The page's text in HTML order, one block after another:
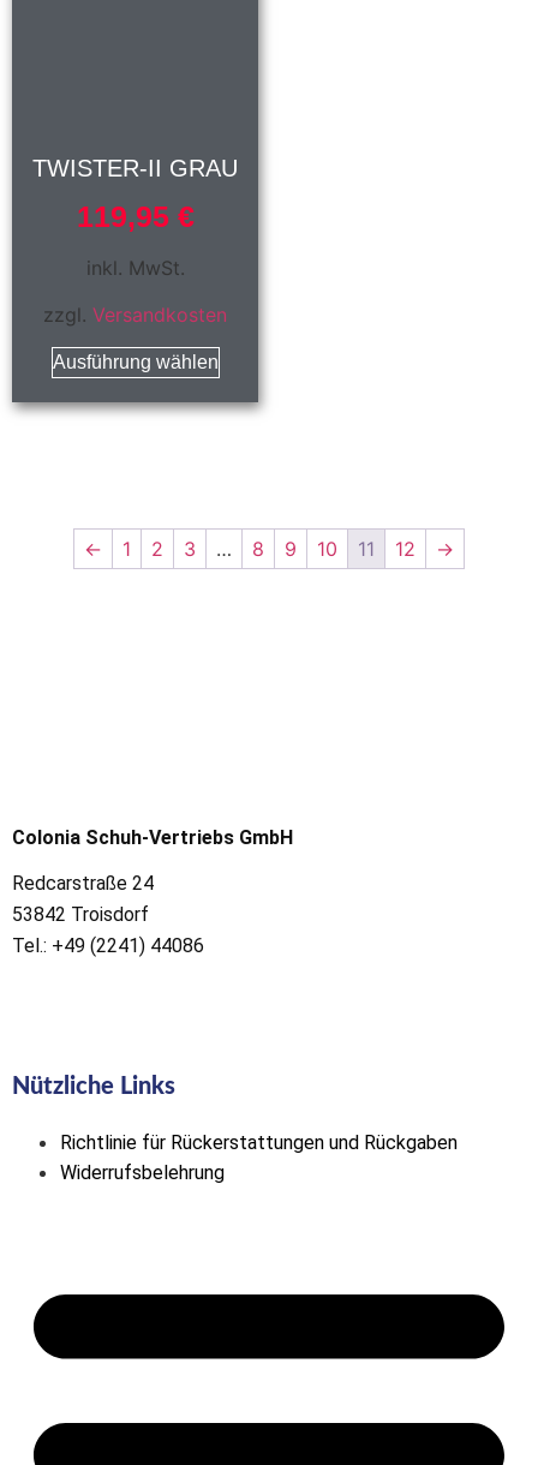
TWISTER-II GRAU
119,95 €
inkl. MwSt.
zzgl.Versandkosten
Ausführung wählen
← 1 2 3 … 8 9 10 11 12 →
Colonia Schuh-Vertriebs GmbH
Redcarstraße 24
53842 Troisdorf
Tel.: +49 (2241) 44086
Nützliche Links
Richtlinie für Rückerstattungen und Rückgaben
Widerrufsbelehrung